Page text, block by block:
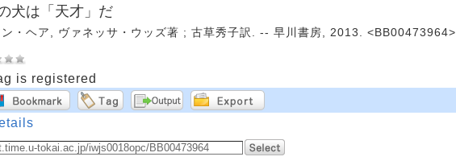
犬は「天才」だ
ン・ヘア, ヴァネッサ・ウッズ著 ; 古草秀子訳. -- 早川書房, 2013. <BB00473964>
is registered